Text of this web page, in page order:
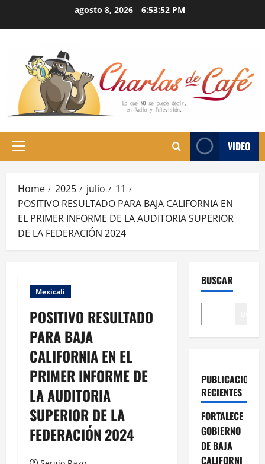
agosto 8, 2026 6:53:53 PM
Primary
VIDEO
Home 2025 julio
11
POSITIVO RESULTADO PARA BAJA CALIFORNIA EN
EL PRIMER INFORME DE LA AUDITORIA SUPERIOR
DE LA FEDERACIÓN 2024
Mexicali
POSITIVO RESULTADO
PARA BAJA
CALIFORNIA EN EL
PRIMER INFORME DE
LA AUDITORIA
SUPERIOR DE LA
FEDERACIÓN 2024
BUSCAR
PUBLICACIONES
RECIENTES
FORTALECE
GOBIERNO
DE BAJA
CALIFORNI